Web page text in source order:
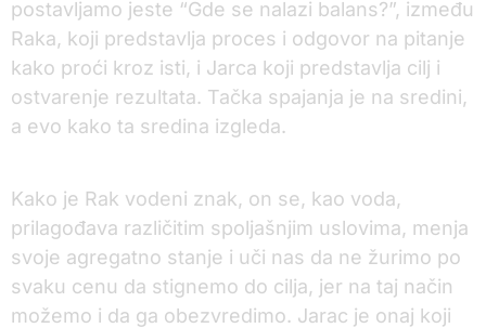
postavljamo jeste “Gde se nalazi balans?”, između
Raka, koji predstavlja proces i odgovor na pitanje
kako proći kroz isti, i Jarca koji predstavlja cilj i
ostvarenje rezultata. Tačka spajanja je na sredini,
a evo kako ta sredina izgleda.
Kako je Rak vodeni znak, on se, kao voda,
prilagođava različitim spoljašnjim uslovima, menja
svoje agregatno stanje i uči nas da ne žurimo po
svaku cenu da stignemo do cilja, jer na taj način
možemo i da ga obezvredimo. Jarac je onaj koji